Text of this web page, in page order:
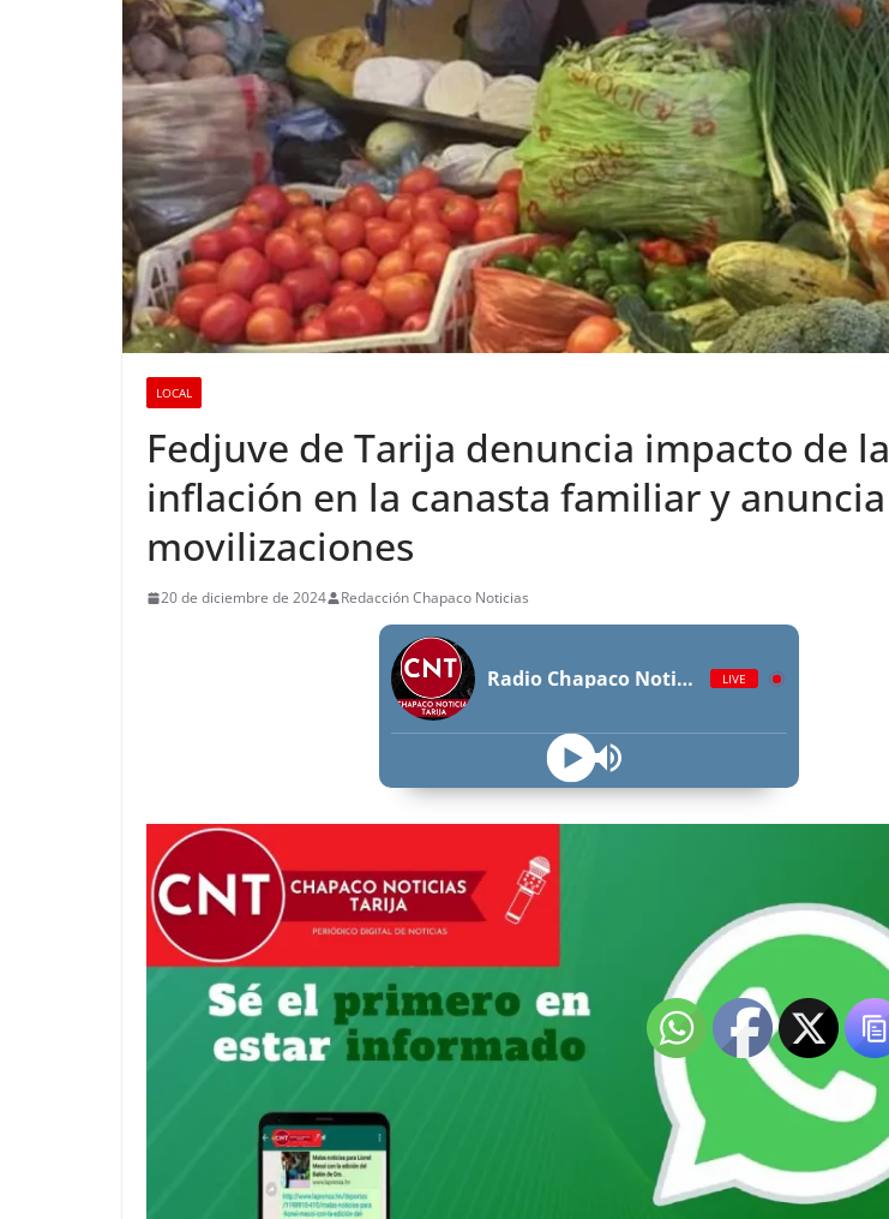
LOCAL
Fedjuve de Tarija denuncia impacto de la
inflación en la canasta familiar y anuncia
movilizaciones
20 de diciembre de 2024 Redacción Chapaco Noticias
Radio Chapaco Noticias Las 24 horas en vivo LIVE